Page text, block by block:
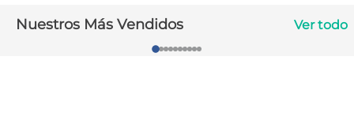
Nuestros Más Vendidos Ver todo
10
vitamina c